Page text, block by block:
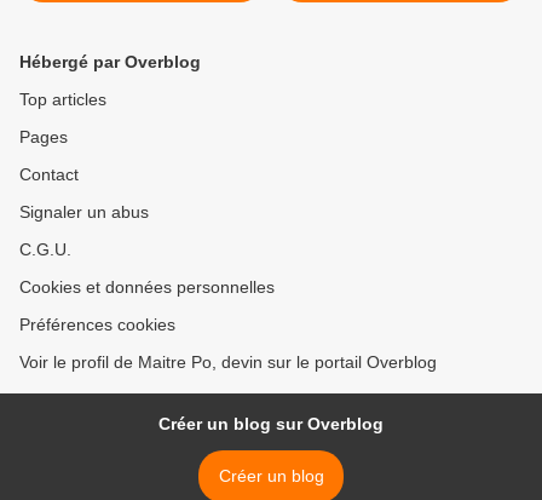
Hébergé par Overblog
Top articles
Pages
Contact
Signaler un abus
C.G.U.
Cookies et données personnelles
Préférences cookies
Voir le profil de Maitre Po, devin sur le portail Overblog
Créer un blog sur Overblog
Créer un blog